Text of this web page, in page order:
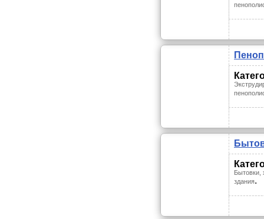
Бытовки,
здания.